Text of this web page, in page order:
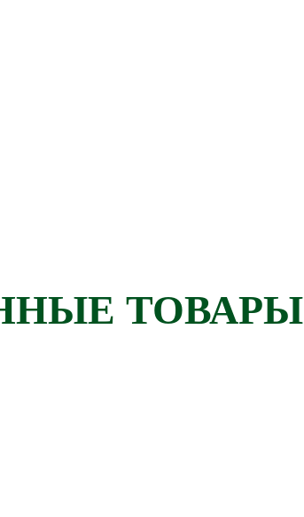
ТОВАРЫ